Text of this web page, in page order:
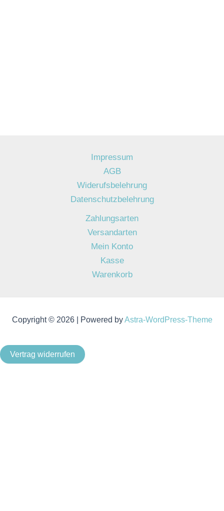
Impressum
AGB
Widerufsbelehrung
Datenschutzbelehrung
Zahlungsarten
Versandarten
Mein Konto
Kasse
Warenkorb
Copyright © 2026 | Powered byAstra-WordPress-Theme
Vertrag widerrufen